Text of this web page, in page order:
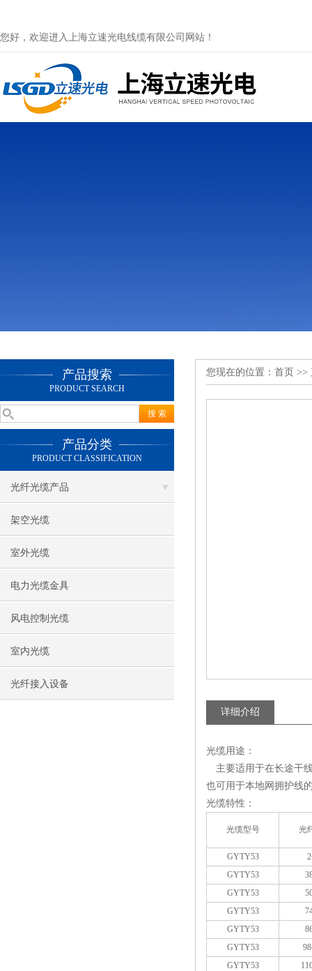
您好，欢迎进入上海立速光电线缆有限公司网站！
产品搜索
PRODUCT SEARCH
产品分类
PRODUCT CLASSIFICATION
光纤光缆产品
架空光缆
室外光缆
电力光缆金具
风电控制光缆
室内光缆
光纤接入设备
您现在的位置： 首页 >>
详细介绍
光缆用途：
主要适用于在长途干
也可用于本地网拥护线
光缆特性：
光缆型号 光
GYTY53
GYTY53
GYTY53
GYTY53
GYTY53
GYTY53
GYTY53